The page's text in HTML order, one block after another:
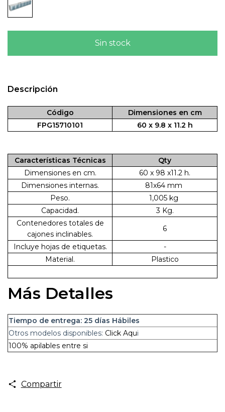
Descripción
Código
Dimensiones en cm
FPG15710101
60 x 9.8 x 11.2 h
Características Técnicas
Qty
Dimensiones en cm.
60 x 98 x11.2 h.
Dimensiones internas.
81x64 mm
Peso.
1,005 kg
Capacidad.
3 Kg.
Contenedores totales de
cajones inclinables.
6
Incluye hojas de etiquetas.
-
Material.
Plastico
Más Detalles
Tiempo de entrega: 25 días Hábiles
Otros modelos disponibles: Click Aqui
100% apilables entre si
Compartir